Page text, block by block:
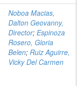
Noboa Macias,
Dalton Geovanny,
Director; Espinoza
Rosero, Gloria
Belen; Ruiz Aguirre,
Vicky Del Carmen